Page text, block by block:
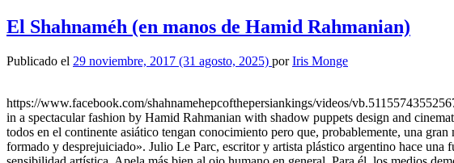
El Shahnaméh (en manos de Hamid Rahmanian)
Publicado el 29 noviembre, 2017 (31 agosto, 2025) por Iris Monge
https://www.facebook.com/shahnamehepcofthepersiankings/videos/
in a spectacular fashion by Hamid Rahmanian with shadow puppets design and
todos en el continente asiático tengan conocimiento pero que, probablemente, una
formado y desprejuiciado». Julio Le Parc, escritor y artista plástico argentino hace